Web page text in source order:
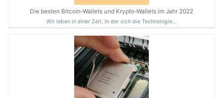
Die besten Bitcoin-Wallets und Krypto-Wallets im Jahr 2022
Wir leben in einer Zeit, in der sich die Technologie…